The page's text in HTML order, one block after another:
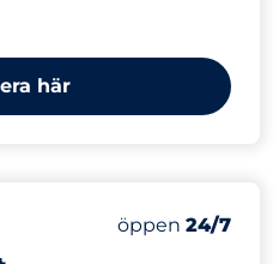
här
Antal
Totalt antal
Torsdag&nbsp
öppen 24/7